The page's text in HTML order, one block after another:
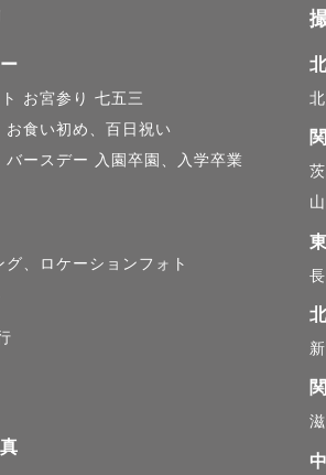
遠方の場合は
平日の撮影も
予定が〇になっ
移動時間等で
【のっぽって
埼玉県出身で
魅了され移住し
打ち解けやす
地方の幸せな
お宮参り 七五三
お食い初め、百日祝い
バースデー
入園卒園、入学卒業
グ、ロケーションフォト